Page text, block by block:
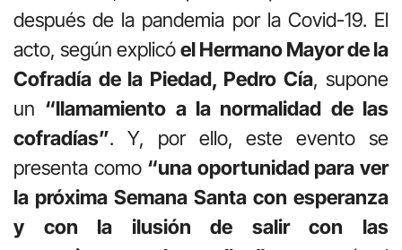
después de la pandemia por la Covid-19. El
acto, según explicóel Hermano Mayor de la
Cofradía de la Piedad, Pedro Cía, supone
un “llamamiento a la normalidad de las
cofradías”. Y, por ello, este evento se
presenta como “una oportunidad para ver
la próxima Semana Santa con esperanza
y con la ilusión de salir con las